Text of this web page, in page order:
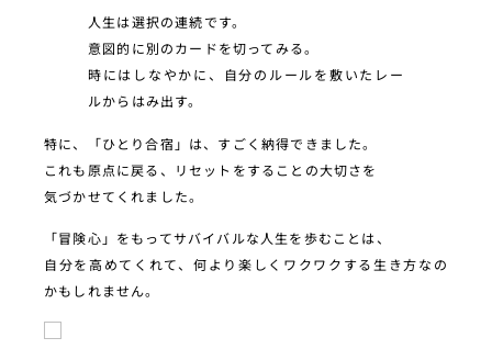
人生は選択の連続です。
意図的に別のカードを切ってみる。
時にはしなやかに、自分のルールを敷いたレー
ルからはみ出す。
特に、「ひとり合宿」は、すごく納得できました。
これも原点に戻る、リセットをすることの大切さを
気づかせてくれました。
「冒険心」をもってサバイバルな人生を歩むことは、
自分を高めてくれて、何より楽しくワクワクする生き方なの
かもしれません。